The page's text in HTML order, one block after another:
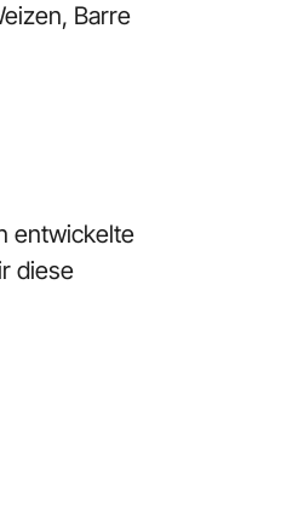
Barre
entwickelte
diese